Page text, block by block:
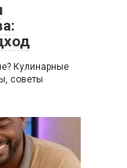
Кулинарные
советы